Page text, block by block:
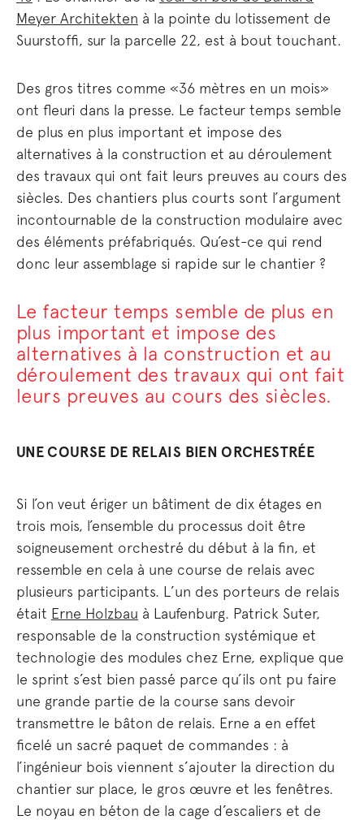
Meyer Architekten à la pointe du lotissement de
Suurstoffi, sur la parcelle 22, est à bout touchant.
Des gros titres comme «36 mètres en un mois»
ont fleuri dans la presse. Le facteur temps semble
de plus en plus important et impose des
alternatives à la construction et au déroulement
des travaux qui ont fait leurs preuves au cours des
siècles. Des chantiers plus courts sont l’argument
incontournable de la construction modulaire avec
des éléments préfabriqués. Qu’est-ce qui rend
donc leur assemblage si rapide sur le chantier ?
Le facteur temps semble de plus en
plus important et impose des
alternatives à la construction et au
déroulement des travaux qui ont fait
leurs preuves au cours des siècles.
UNE COURSE DE RELAIS BIEN ORCHESTRÉE
Si l’on veut ériger un bâtiment de dix étages en
trois mois, l’ensemble du processus doit être
soigneusement orchestré du début à la fin, et
ressemble en cela à une course de relais avec
plusieurs participants. L’un des porteurs de relais
était Erne Holzbau à Laufenburg. Patrick Suter,
responsable de la construction systémique et
technologie des modules chez Erne, explique que
le sprint s’est bien passé parce qu’ils ont pu faire
une grande partie de la course sans devoir
transmettre le bâton de relais. Erne a en effet
ficelé un sacré paquet de commandes : à
l’ingénieur bois viennent s’ajouter la direction du
chantier sur place, le gros œuvre et les fenêtres.
Le noyau en béton de la cage d’escaliers et de